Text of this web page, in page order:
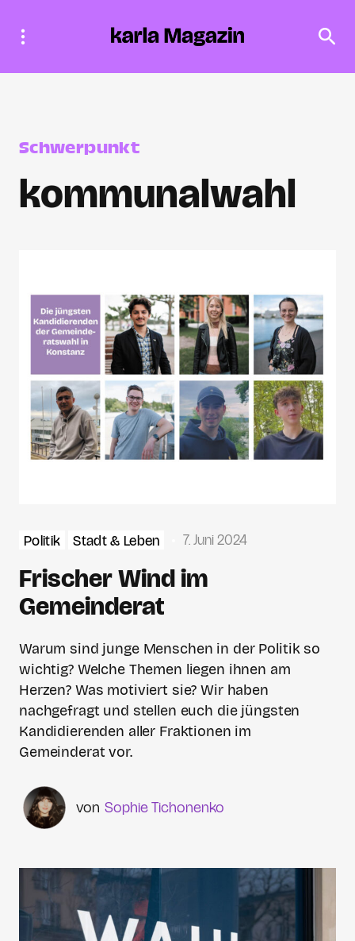
Schwerpunkt
kommunalwahl
Politik Stadt & Leben 7. Juni 2024
Frischer Wind im
Gemeinderat
Warum sind junge Menschen in der Politik so
wichtig? Welche Themen liegen ihnen am
Herzen? Was motiviert sie? Wir haben
nachgefragt und stellen euch die jüngsten
Kandidierenden aller Fraktionen im
Gemeinderat vor.
Sophie Tichonenko